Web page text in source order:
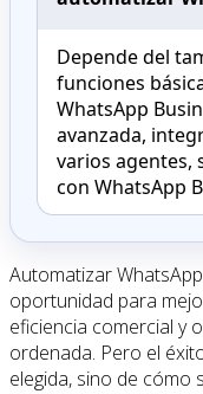
Depende del
funciones
WhatsApp
avanzada,
varios agentes,
con WhatsApp
Automatizar
oportunidad para
eficiencia comercial y
ordenada. Pero el
elegida, sino de cómo